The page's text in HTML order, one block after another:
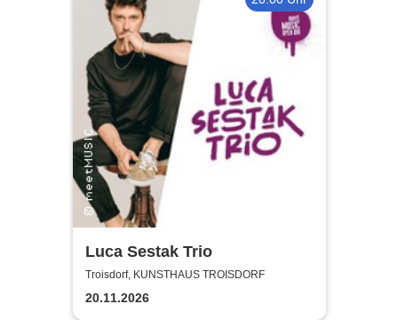
Luca Sestak Trio
Troisdorf, KUNSTHAUS TROISDORF
20.11.2026